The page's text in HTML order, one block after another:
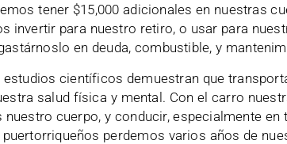
tener $15,000 adicionales en nuestras
invertir para nuestro retiro, o usar para
en deuda, combustible, y
estudios científicos demuestran que
salud física y mental. Con el carro
cuerpo, y conducir, especialmente en
perdemos varios años de